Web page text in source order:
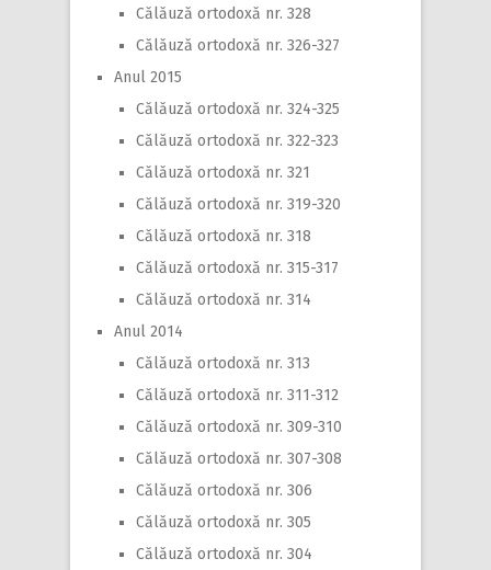
Călăuză ortodoxă nr. 328
Călăuză ortodoxă nr. 326-327
Anul 2015
Călăuză ortodoxă nr. 324-325
Călăuză ortodoxă nr. 322-323
Călăuză ortodoxă nr. 321
Călăuză ortodoxă nr. 319-320
Călăuză ortodoxă nr. 318
Călăuză ortodoxă nr. 315-317
Călăuză ortodoxă nr. 314
Anul 2014
Călăuză ortodoxă nr. 313
Călăuză ortodoxă nr. 311-312
Călăuză ortodoxă nr. 309-310
Călăuză ortodoxă nr. 307-308
Călăuză ortodoxă nr. 306
Călăuză ortodoxă nr. 305
Călăuză ortodoxă nr. 304